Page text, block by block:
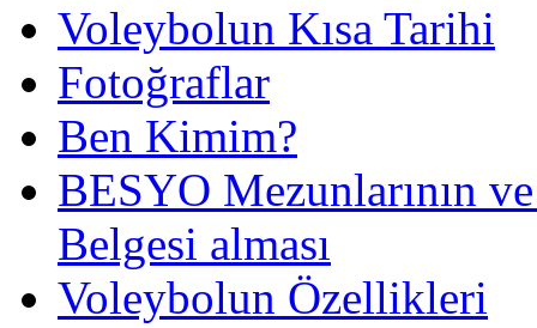
Voleybolun Kısa Tarihi
Fotoğraflar
Ben Kimim?
BESYO Mezunlarının
Belgesi alması
Voleybolun Özellikleri